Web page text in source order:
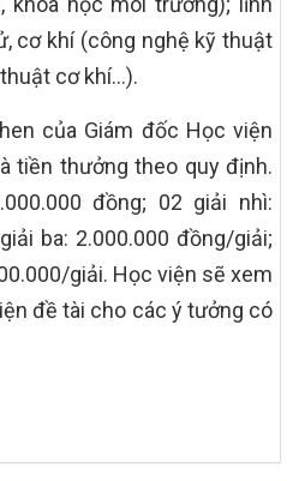
cơ khí (công nghệ kỹ thuật
cơ khí…).
của Giám đốc Học viện
tiền thưởng theo quy định.
đồng; 02 giải nhì:
ba: 2.000.000 đồng/giải;
giải. Học viện sẽ xem
đề tài cho các ý tưởng có